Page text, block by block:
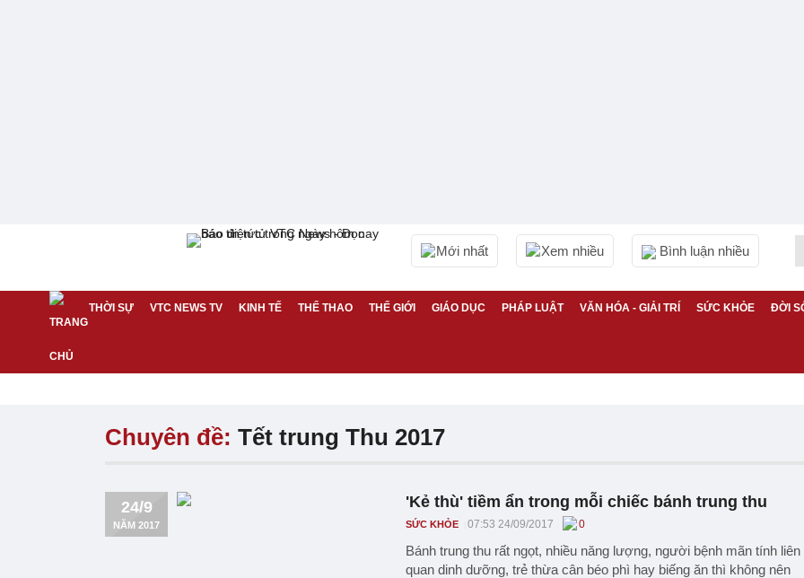
Mới nhất Xem nhiều Bình luận nhiều
THỜI SỰ VTC NEWS TV KINH TẾ THỂ THAO THẾ GIỚI GIÁO DỤC PHÁP LUẬT VĂN HÓA - GIẢI TRÍ SỨC KHỎE ĐỜI
Chuyên đề: Tết trung Thu 2017
24/9
NĂM 2017
'Kẻ thù' tiềm ẩn trong mỗi chiếc bánh trung thu
SỨC KHỎE 07:53 24/09/2017 0
Bánh trung thu rất ngọt, nhiều năng lượng, người bệnh mãn tính liên
quan dinh dưỡng, trẻ thừa cân béo phì hay biếng ăn thì không nên